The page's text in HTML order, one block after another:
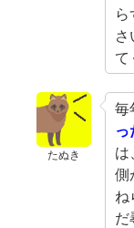
て
たぬき
毎
っ
は
側
ね
だ